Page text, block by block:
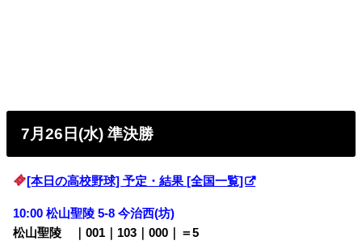
7月26日(水) 準決勝
[本日の高校野球] 予定・結果 [全国一覧]
10:00 松山聖陵 5-8 今治西(坊)
松山聖陵 ｜001｜103｜000｜＝5